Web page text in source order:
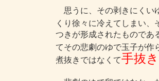
思うに、その剥きにくい
くり徐々に冷えてしまい
つきが形成されたものであ
てその悲劇のゆで玉子が作
煮抜きではなくて手抜き